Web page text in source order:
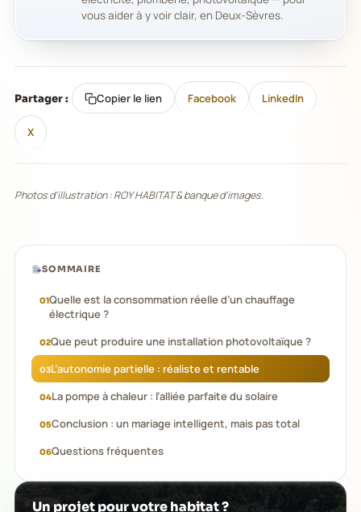
vous aider à y voir clair, en Deux-Sèvres.
Partager : Copier le lien Facebook LinkedIn
X
Photos d'illustration : ROY HABITAT & banque d'images.
SOMMAIRE
Quelle est la consommation réelle d’un chauffage
électrique ?
Que peut produire une installation photovoltaïque ?
L’autonomie partielle : réaliste et rentable
La pompe à chaleur : l’alliée parfaite du solaire
Conclusion : un mariage intelligent, mais pas total
Questions fréquentes
Un projet pour votre habitat ?